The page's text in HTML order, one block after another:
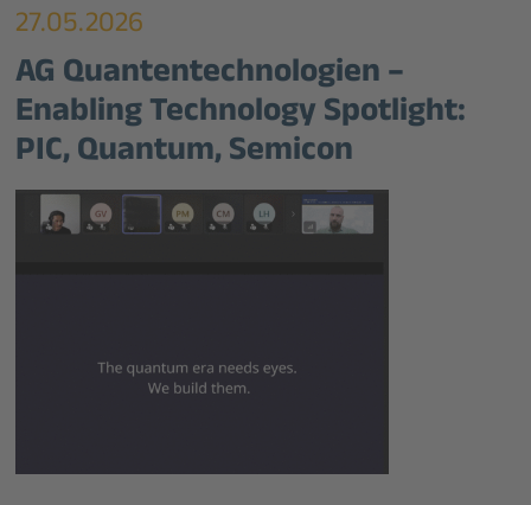
27.05.2026
AG Quantentechnologien –
Enabling Technology Spotlight:
PIC, Quantum, Semicon